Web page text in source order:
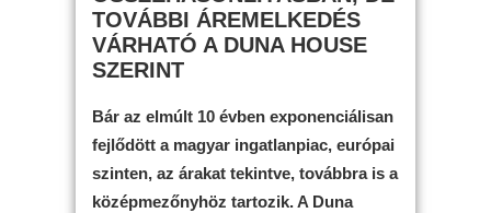
TOVÁBBI ÁREMELKEDÉS
VÁRHATÓ A DUNA HOUSE
SZERINT
Bár az elmúlt 10 évben exponenciálisan
fejlődött a magyar ingatlanpiac, európai
szinten, az árakat tekintve, továbbra is a
középmezőnyhöz tartozik. A Duna